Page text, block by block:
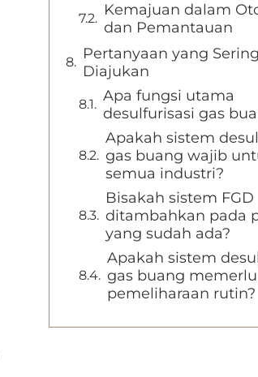
Kemajuan dalam
dan Pemantauan
Pertanyaan yang Sering
Diajukan
Apa fungsi utama
desulfurisasi gas
Apakah sistem
gas buang wajib
semua industri?
Bisakah sistem FGD
ditambahkan pada
yang sudah ada?
Apakah sistem
gas buang
pemeliharaan rutin?